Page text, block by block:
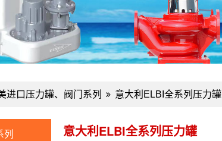
进口压力罐、阀门系列 意大利ELBI全系列压力罐
列 意大利ELBI全系列压力罐